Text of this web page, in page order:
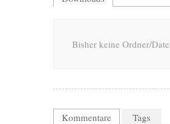
Bisher keine Ordner/
Kommentare Tags